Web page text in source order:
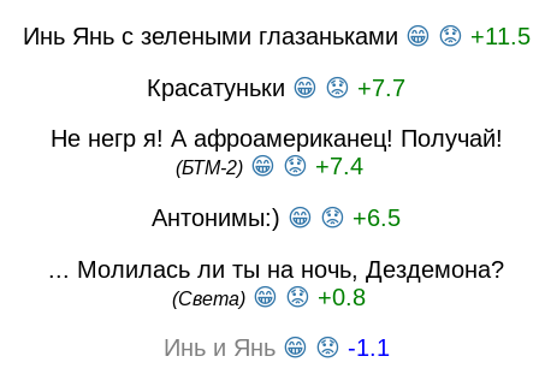
Инь Янь с зелеными глазаньками 😁 😟 +11.5
Красатуньки 😁 😟 +7.7
Не негр я! А афроамериканец! Получай!
(БТМ-2) 😁 😟 +7.4
Антонимы:) 😁 😟 +6.5
... Молилась ли ты на ночь, Дездемона?
(Света) 😁 😟 +0.8
Инь и Янь 😁 😟 -1.1